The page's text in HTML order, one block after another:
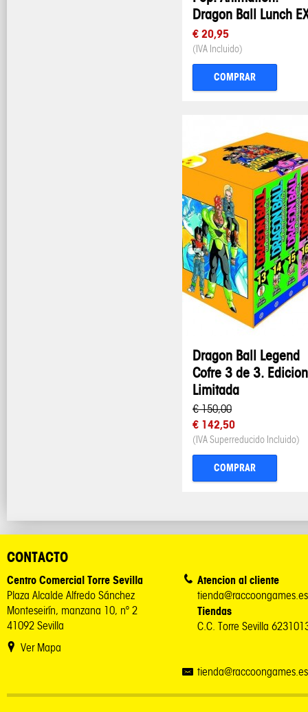
Dragon Ball Lunch
€ 20,95
(IVA Incluido)
COMPRAR
Dragon Ball Legend
Cofre 3 de 3. Edicion
Limitada
€ 150,00
€ 142,50
(IVA Superreducido Incluido)
COMPRAR
CONTACTO
Centro Comercial Torre Sevilla
Plaza Alcalde Alfredo Sánchez
Monteseirín, manzana 10, nº 2
41092 Sevilla
Ver Mapa
Atencion al cliente
tienda@raccoongames.es
Tiendas
C.C. Torre Sevilla
tienda@raccoongames.es